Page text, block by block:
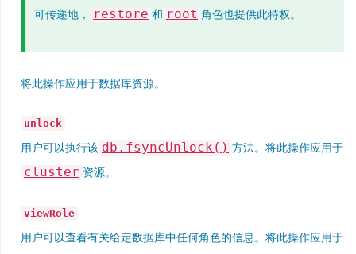
可传递地，
restore 和 root 角色也提供此特权。
将此操作应用于数据库资源。
unlock
用户可以执行该 db.fsyncUnlock() 方法。将此操作应用于
cluster 资源。
viewRole
用户可以查看有关给定数据库中任何角色的信息。将此操作应用于